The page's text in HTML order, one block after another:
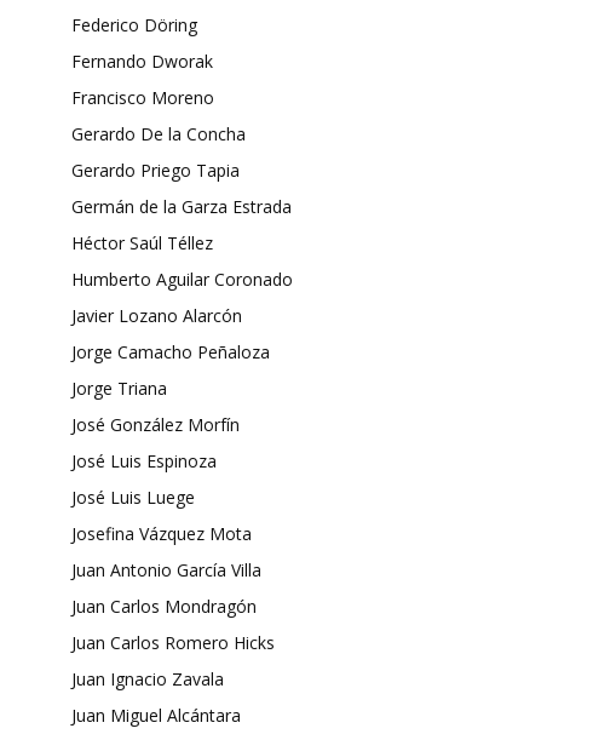
Federico Döring
Fernando Dworak
Francisco Moreno
Gerardo De la Concha
Gerardo Priego Tapia
Germán de la Garza Estrada
Héctor Saúl Téllez
Humberto Aguilar Coronado
Javier Lozano Alarcón
Jorge Camacho Peñaloza
Jorge Triana
José González Morfín
José Luis Espinoza
José Luis Luege
Josefina Vázquez Mota
Juan Antonio García Villa
Juan Carlos Mondragón
Juan Carlos Romero Hicks
Juan Ignacio Zavala
Juan Miguel Alcántara